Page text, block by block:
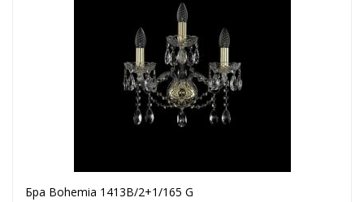
Бра Bohemia 1413B/2+1/165 G